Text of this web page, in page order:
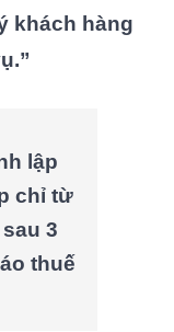
khách hàng
lập
chỉ từ
3
thuế